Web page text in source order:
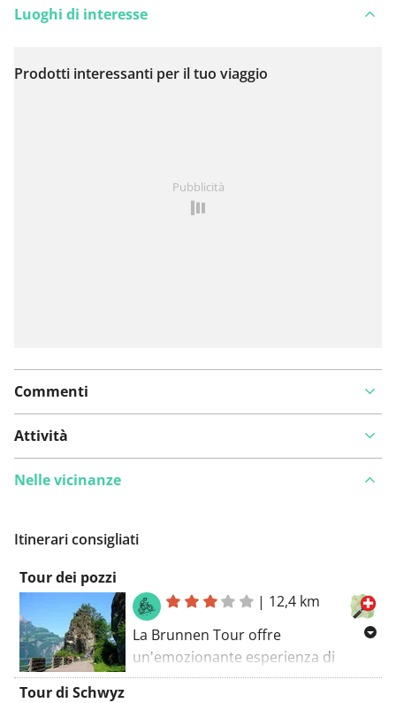
Visualizza sulla mappa
Luoghi di interesse
Prodotti interessanti per il tuo viaggio
Pubblicità
Commenti
Attività
Nelle vicinanze
Itinerari consigliati
Tour dei pozzi
| 12,4 km
La Brunnen Tour offre
un'emozionante esperienza di
mountain bike nella pittoresca
Tour di Schwyz